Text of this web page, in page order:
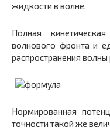
жидкости в волне.
Полная
волнового фронта и
распространения волны
Нормированная
точности такой же